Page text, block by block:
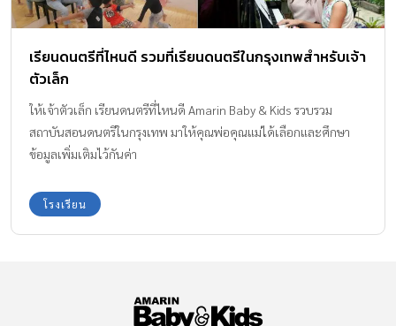
เรียนดนตรีที่ไหนดี รวมที่เรียนดนตรีในกรุงเทพสำหรับเจ้า
ตัวเล็ก
ให้เจ้าตัวเล็ก เรียนดนตรีที่ไหนดี Amarin Baby & Kids รวบรวม
สถาบันสอนดนตรีในกรุงเทพ มาให้คุณพ่อคุณแม่ได้เลือกและศึกษา
ข้อมูลเพิ่มเติมไว้กันค่า
โรงเรียน